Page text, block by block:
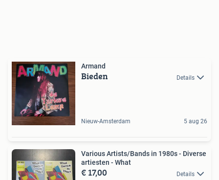
Armand
Bieden Details
Nieuw-Amsterdam 5 aug 26
Various Artists/Bands in 1980s - Diverse
artiesten - What
€ 17,00 Details